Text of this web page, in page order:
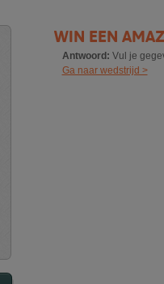
WIN EEN
Antwoord: Vul je
Ga naar wedstrijd >